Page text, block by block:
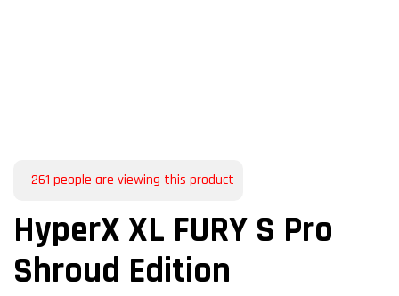
261 people are viewing this product
HyperX XL FURY S Pro
Shroud Edition